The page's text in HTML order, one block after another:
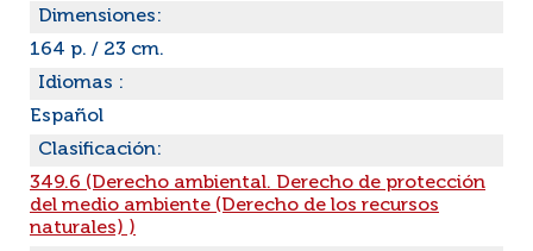
Dimensiones:
164 p. / 23 cm.
Idiomas :
Español
Clasificación:
349.6 (Derecho ambiental. Derecho de protección
del medio ambiente (Derecho de los recursos
naturales) )